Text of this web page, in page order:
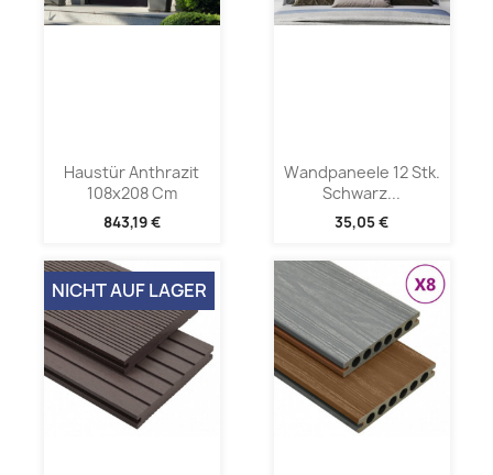
Haustür Anthrazit
108x208 Cm
843,19 €
Wandpaneele 12 Stk.
Schwarz...
35,05 €
NICHT AUF LAGER